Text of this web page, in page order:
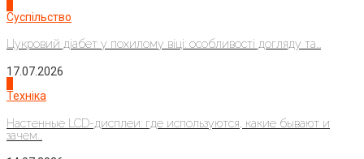
Суспільство
Цукровий діабет у похилому віці: особливості догляду та...
17.07.2026
Техніка
Настенные LCD-дисплеи: где используются, какие бывают и
зачем...